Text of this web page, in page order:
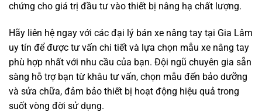
chứng cho giá trị đầu tư vào thiết bị nâng hạ chất lượng.
Hãy liên hệ ngay với các đại lý bán xe nâng tay tại Gia Lâm
uy tín để được tư vấn chi tiết và lựa chọn mẫu xe nâng tay
phù hợp nhất với nhu cầu của bạn. Đội ngũ chuyên gia sẵn
sàng hỗ trợ bạn từ khâu tư vấn, chọn mẫu đến bảo dưỡng
và sửa chữa, đảm bảo thiết bị hoạt động hiệu quả trong
suốt vòng đời sử dụng.